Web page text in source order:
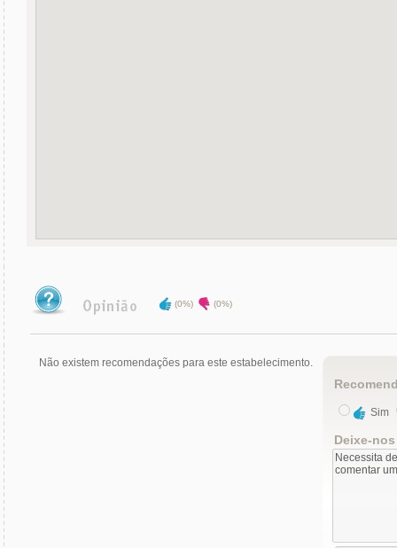
(0%) (0%)
Não existem recomendações para este estabelecimento.
Sim
Deixe-